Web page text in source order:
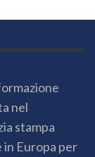
nel
stampa
in Europa per